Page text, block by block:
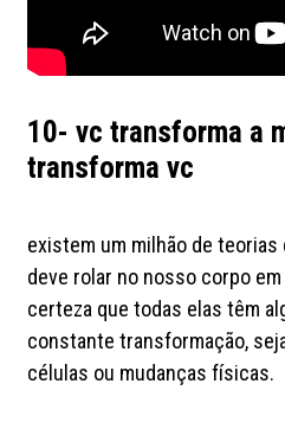
10- vc transforma a
transforma vc
existem um milhão de
deve rolar no nosso corpo
certeza que todas elas têm
constante transformação,
células ou mudanças físicas.